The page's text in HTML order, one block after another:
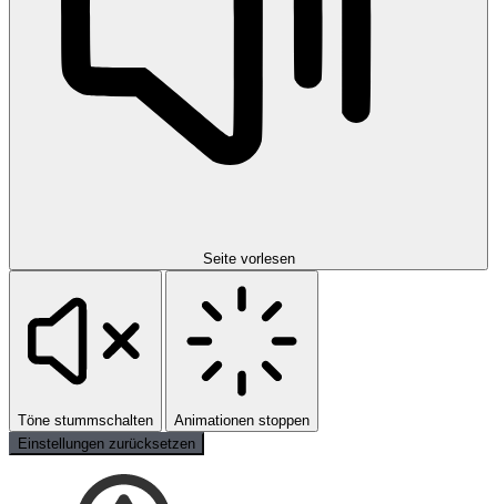
Seite vorlesen
Töne stummschalten
Animationen stoppen
Einstellungen zurücksetzen